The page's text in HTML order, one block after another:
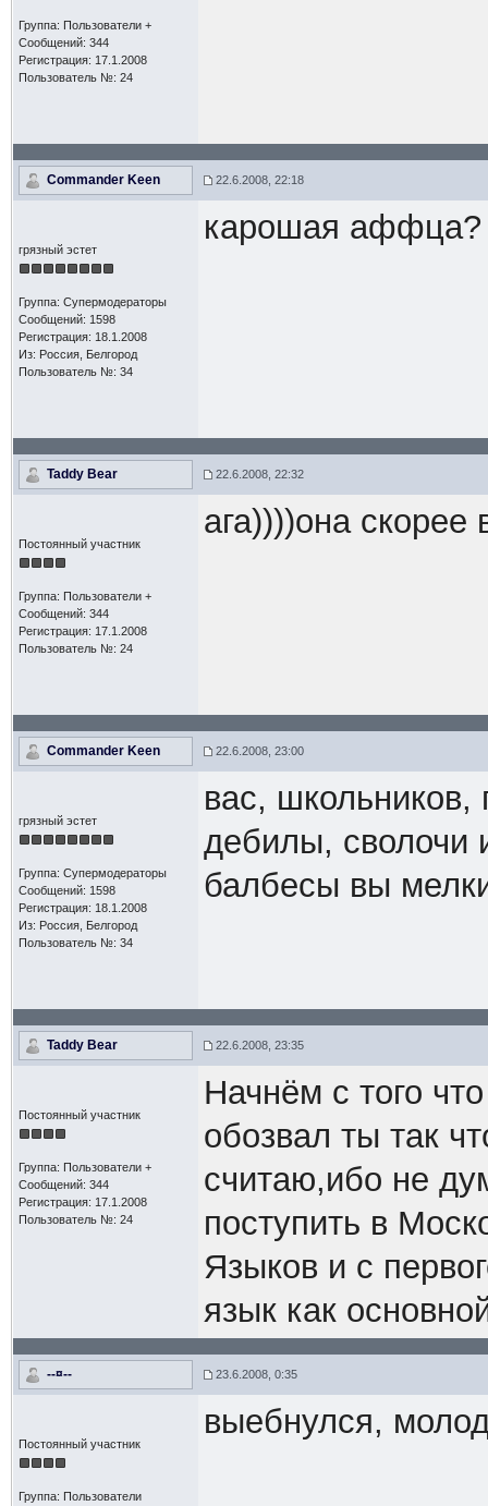
Группа: Пользователи +
Сообщений: 344
Регистрация: 17.1.2008
Пользователь №: 24
Commander Keen 22.6.2008, 22:18
грязный эстет
Группа: Супермодераторы
Сообщений: 1598
Регистрация: 18.1.2008
Из: Россия, Белгород
Пользователь №: 34
карошая аффца?
Taddy Bear 22.6.2008, 22:32
Постоянный участник
Группа: Пользователи +
Сообщений: 344
Регистрация: 17.1.2008
Пользователь №: 24
ага))))она
Commander Keen 22.6.2008, 23:00
грязный эстет
Группа: Супермодераторы
Сообщений: 1598
Регистрация: 18.1.2008
Из: Россия, Белгород
Пользователь №: 34
вас, школьников,
дебилы, сволочи
балбесы вы
Taddy Bear 22.6.2008, 23:35
Постоянный участник
Группа: Пользователи +
Сообщений: 344
Регистрация: 17.1.2008
Пользователь №: 24
Начнём с того
обозвал ты так
считаю,ибо не
поступить в
Языков и с
язык как
--¤-- 23.6.2008, 0:35
Постоянный участник
Группа: Пользователи
выебнулся,